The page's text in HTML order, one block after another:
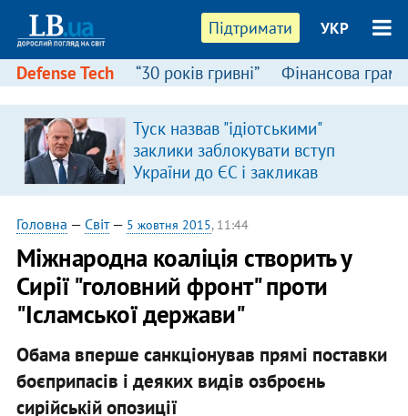
Підтримати УКР
Defense Tech “30 років гривні” Фінансова
Туск назвав "ідіотськими"
заклики заблокувати вступ
України до ЄС і закликав
припинити антиукраїнську
риторику
Головна — Світ— 5 жовтня 2015, 11:44
Міжнародна коаліція створить у
Сирії "головний фронт" проти
"Ісламської держави"
Обама вперше санкціонував прямі поставки
боєприпасів і деяких видів озброєнь
сирійській опозиції